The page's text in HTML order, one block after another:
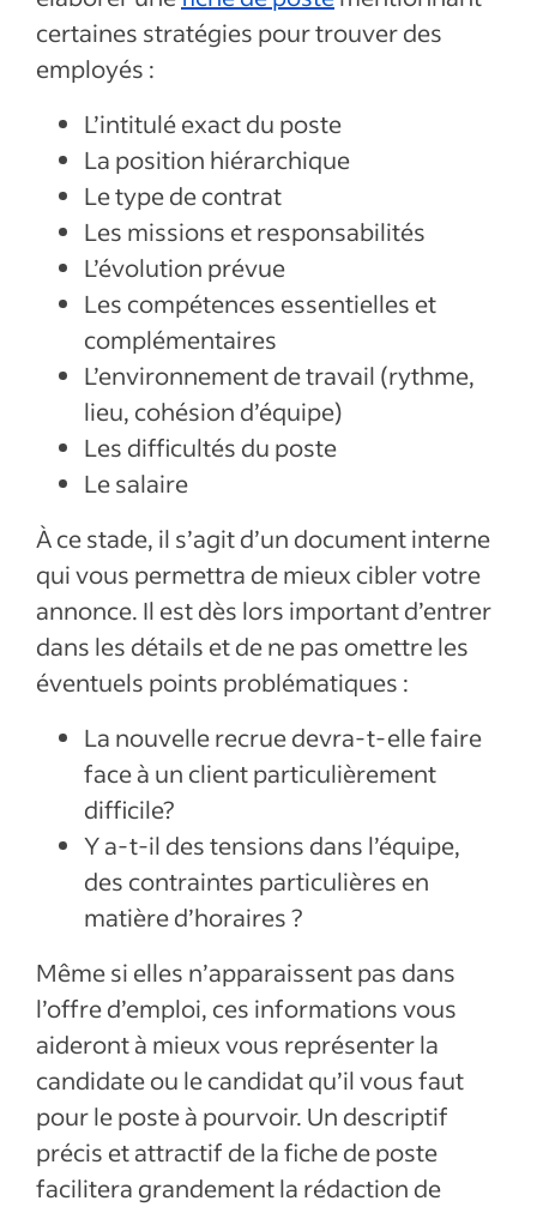
certaines stratégies pour trouver des
employés :
L’intitulé exact du poste
La position hiérarchique
Le type de contrat
Les missions et responsabilités
L’évolution prévue
Les compétences essentielles et
complémentaires
L’environnement de travail (rythme,
lieu, cohésion d’équipe)
Les difficultés du poste
Le salaire
À ce stade, il s’agit d’un document interne
qui vous permettra de mieux cibler votre
annonce. Il est dès lors important d’entrer
dans les détails et de ne pas omettre les
éventuels points problématiques :
La nouvelle recrue devra-t-elle faire
face à un client particulièrement
difficile?
Y a-t-il des tensions dans l’équipe,
des contraintes particulières en
matière d’horaires ?
Même si elles n’apparaissent pas dans
l’offre d’emploi, ces informations vous
aideront à mieux vous représenter la
candidate ou le candidat qu’il vous faut
pour le poste à pourvoir. Un descriptif
précis et attractif de la fiche de poste
facilitera grandement la rédaction de